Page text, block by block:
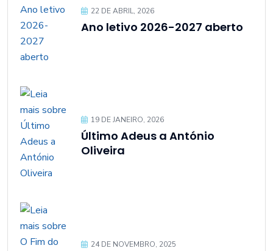
22 DE ABRIL, 2026
Ano letivo 2026-2027 aberto
19 DE JANEIRO, 2026
Último Adeus a António
Oliveira
24 DE NOVEMBRO, 2025